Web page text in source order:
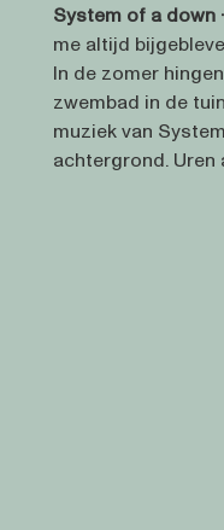
System of a down
me altijd
In de zomer
zwembad in de
muziek van
achtergrond. Uren